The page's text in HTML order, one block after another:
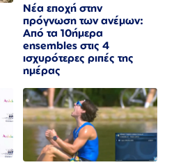
Νέα εποχή στην
πρόγνωση των ανέμων:
Από τα 10ήμερα
ensembles στις 4
ισχυρότερες ριπές της
ημέρας